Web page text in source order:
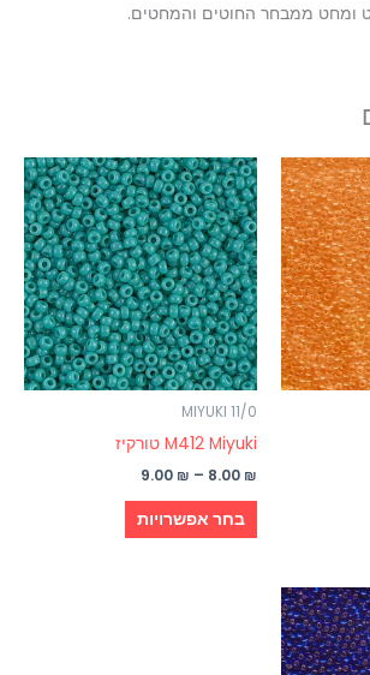
ומחט ממבחר החוטים והמחטים.
MIYUKI 11/0
M412 Miyuki טורקיז
8.00 ₪
–
9.00 ₪
טווח
מחירים:
עד
בחר אפשרויות
למוצר
זה
יש
מספר
סוגים.
ניתן
לבחור
את
בעמוד